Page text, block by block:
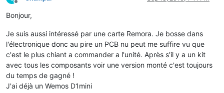
Offline
Bonjour,
Je suis aussi intéressé par une carte Remora. Je bosse dans
l'électronique donc au pire un PCB nu peut me suffire vu que
c'est le plus chiant a commander a l'unité. Après s'il y a un kit
avec tous les composants voir une version monté c'est toujours
du temps de gagné !
J'ai déjà un Wemos D1mini